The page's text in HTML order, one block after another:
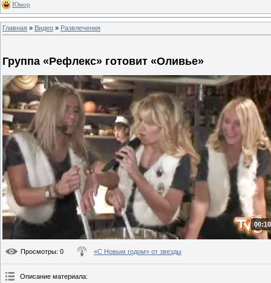
Юмор
Главная » Видео » Развлечения
Группа «Рефлекс» готовит «Оливье»
Просмотры: 0 «С Новым годом» от звезды
Описание материала: